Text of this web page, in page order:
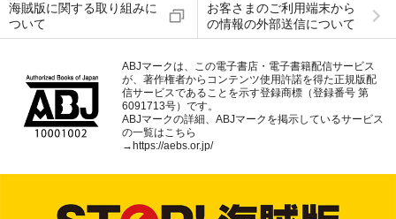
海賊版に関する取り組みに
ついて
お客さまのご利用端末から
の情報の外部送信について
ABJマークは、この電子書店・電子書籍配信サービス
が、著作権者からコンテンツ使用許諾を得た正規版配
信サービスであることを示す登録商標（登録番号 第
6091713号）です。
ABJマークの詳細、ABJマークを掲示しているサービス
の一覧はこちら
→ https://aebs.or.jp/